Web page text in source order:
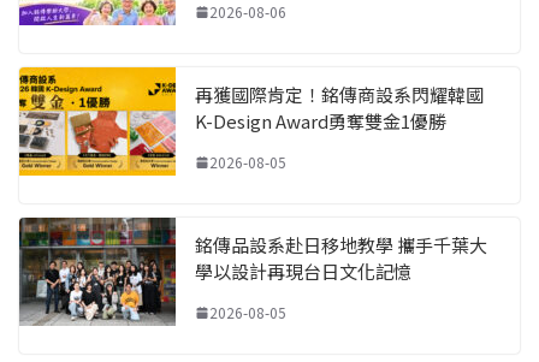
2026-08-06
再獲國際肯定！銘傳商設系閃耀韓國
K-Design Award勇奪雙金1優勝
2026-08-05
銘傳品設系赴日移地教學 攜手千葉大
學以設計再現台日文化記憶
2026-08-05